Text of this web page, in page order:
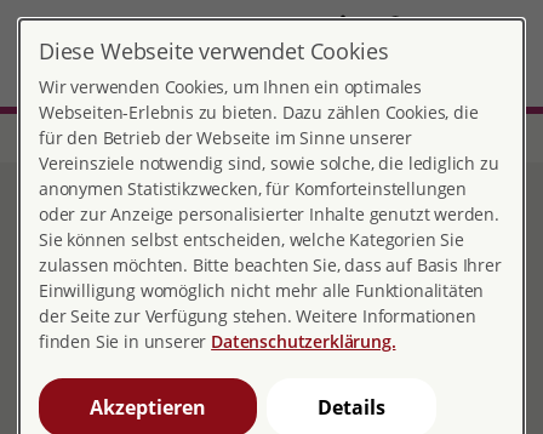
DE
Start Hessen Beratungsstelle Rüsselsheim
Beratungsstelle
Rüsselsheim
Kontakt
65428 Rüsselsheim am Main
Diese Webseite verwendet Cookies
Wir verwenden Cookies, um Ihnen ein optimales
Webseiten-Erlebnis zu bieten. Dazu zählen Cookies, die
für den Betrieb der Webseite im Sinne unserer
Vereinsziele notwendig sind, sowie solche, die lediglich zu
anonymen Statistikzwecken, für Komforteinstellungen
oder zur Anzeige personalisierter Inhalte genutzt werden.
Sie können selbst entscheiden, welche Kategorien Sie
zulassen möchten. Bitte beachten Sie, dass auf Basis Ihrer
Einwilligung womöglich nicht mehr alle Funktionalitäten
der Seite zur Verfügung stehen. Weitere Informationen
finden Sie in unserer Datenschutzerklärung.
Akzeptieren Details